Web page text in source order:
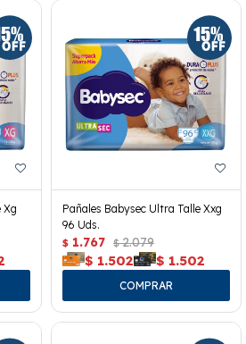
Xg
Pañales Babysec Ultra Talle Xxg
96 Uds.
$ 1.767 $ 2.079
$ 1.502 $ 1.502